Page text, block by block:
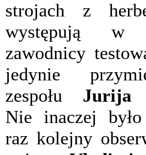
strojach z
występują w
zawodnicy
jedynie
zespołu Jurija
Nie inaczej
raz kolejny